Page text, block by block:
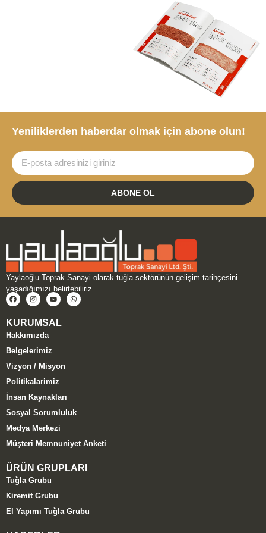
Yeniliklerden haberdar olmak için abone olun!
ABONE OL
Yaylaoğlu Toprak Sanayi olarak tuğla sektörünün gelişim tarihçesini
yaşadığımızı belirtebiliriz.
KURUMSAL
Hakkımızda
Belgelerimiz
Vizyon / Misyon
Politikalarimiz
İnsan Kaynakları
Sosyal Sorumluluk
Medya Merkezi
Müşteri Memnuniyet Anketi
ÜRÜN GRUPLARI
Tuğla Grubu
Kiremit Grubu
El Yapımı Tuğla Grubu